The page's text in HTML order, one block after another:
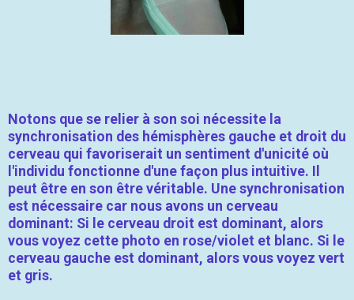
Notons que se relier à son soi nécessite la
synchronisation des hémisphères gauche et droit du
cerveau qui favoriserait un sentiment d'unicité où
l'individu fonctionne d'une façon plus intuitive. Il
peut être en son être véritable. Une synchronisation
est nécessaire car nous avons un cerveau
dominant: Si le cerveau droit est dominant, alors
vous voyez cette photo en rose/violet et blanc. Si le
cerveau gauche est dominant, alors vous voyez vert
et gris.